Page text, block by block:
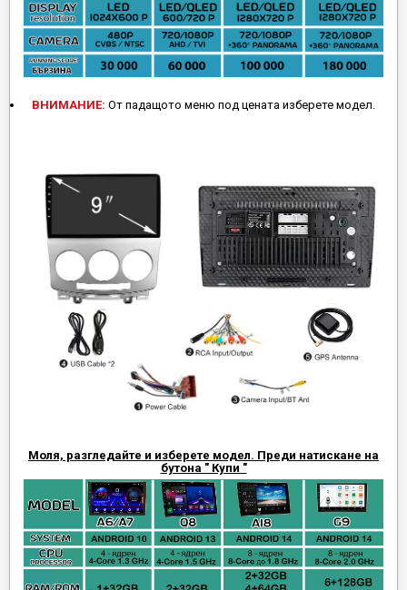
ВНИМАНИЕ: От падащото меню под цената изберете модел.
Моля, разгледайте и изберете модел. Преди натискане на
бутона " Купи "